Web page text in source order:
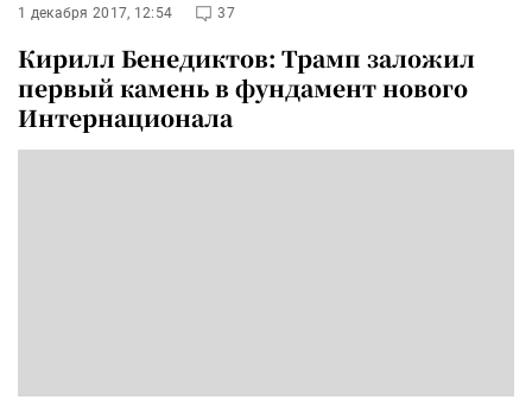
1 декабря 2017, 12:54 37
Кирилл Бенедиктов: Трамп заложил
первый камень в фундамент нового
Интернационала